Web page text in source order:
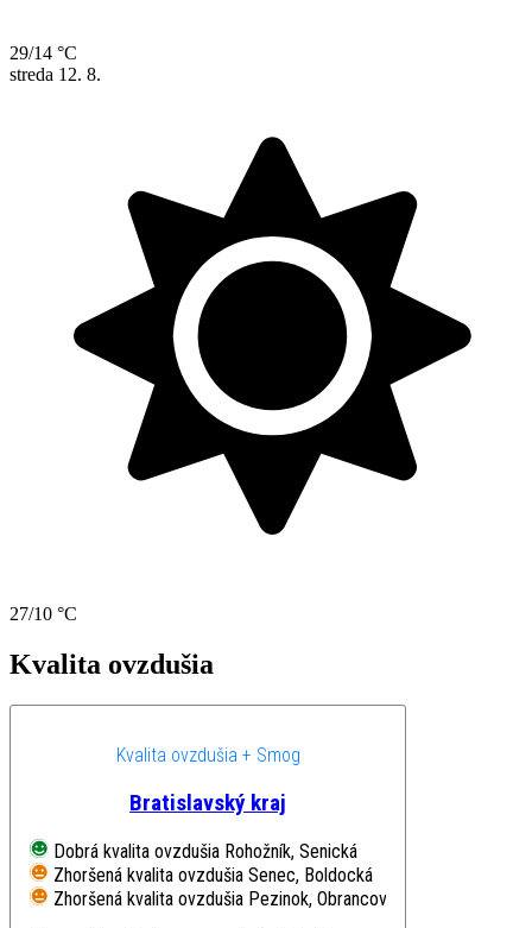
29/14 °C
streda 12. 8.
27/10 °C
Kvalita ovzdušia
Kvalita ovzdušia + Smog
Bratislavský kraj
Dobrá kvalita ovzdušia Rohožník, Senická
Zhoršená kvalita ovzdušia Senec, Boldocká
Zhoršená kvalita ovzdušia Pezinok, Obrancov mieru